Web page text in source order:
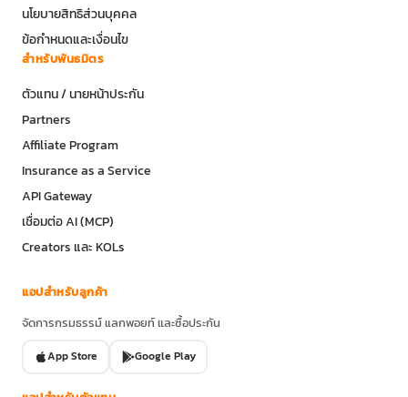
นโยบายสิทธิส่วนบุคคล
ข้อกำหนดและเงื่อนไข
สำหรับพันธมิตร
ตัวแทน / นายหน้าประกัน
Partners
Affiliate Program
Insurance as a Service
API Gateway
เชื่อมต่อ AI (MCP)
Creators และ KOLs
แอปสำหรับลูกค้า
จัดการกรมธรรม์ แลกพอยท์ และซื้อประกัน
App Store Google Play